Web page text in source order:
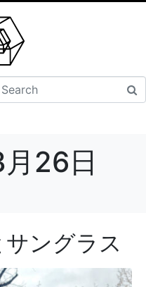
26日
サングラス